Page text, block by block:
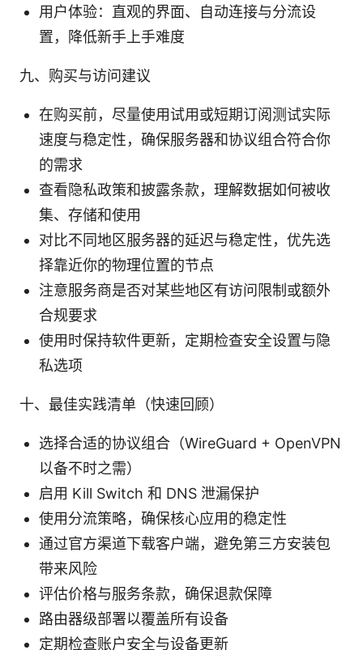
用户体验：直观的界面、自动连接与分流设
置，降低新手上手难度
九、购买与访问建议
在购买前，尽量使用试用或短期订阅测试实际
速度与稳定性，确保服务器和协议组合符合你
的需求
查看隐私政策和披露条款，理解数据如何被收
集、存储和使用
对比不同地区服务器的延迟与稳定性，优先选
择靠近你的物理位置的节点
注意服务商是否对某些地区有访问限制或额外
合规要求
使用时保持软件更新，定期检查安全设置与隐
私选项
十、最佳实践清单（快速回顾）
选择合适的协议组合（WireGuard + OpenVPN
以备不时之需）
启用 Kill Switch 和 DNS 泄漏保护
使用分流策略，确保核心应用的稳定性
通过官方渠道下载客户端，避免第三方安装包
带来风险
评估价格与服务条款，确保退款保障
路由器级部署以覆盖所有设备
定期检查账户安全与设备更新